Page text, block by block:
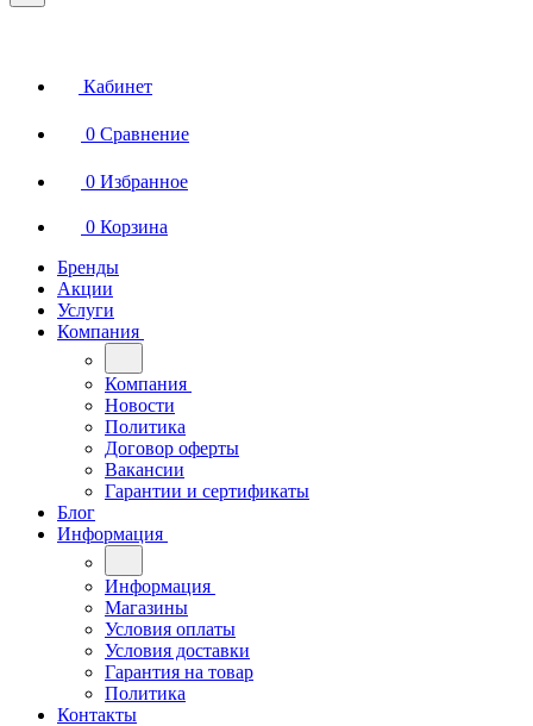
Кабинет
0 Сравнение
0 Избранное
0 Корзина
Бренды
Акции
Услуги
Компания
Компания
Новости
Политика
Договор оферты
Вакансии
Гарантии и сертификаты
Блог
Информация
Информация
Магазины
Условия оплаты
Условия доставки
Гарантия на товар
Политика
Контакты